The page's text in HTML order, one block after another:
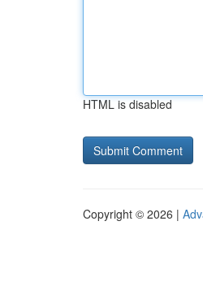
HTML is disabled
Copyright © 2026 |